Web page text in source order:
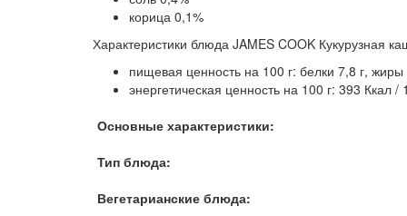
корица 0,1%
Характеристики блюда JAMES COOK Кукурузная
пищевая ценность на 100 г: белки 7,8 г, жиры
энергетическая ценность на 100 г: 393 Ккал /
Основные характеристики:
Тип блюда:
Вегетарианские блюда: